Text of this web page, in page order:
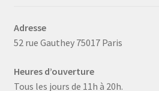
Adresse
52 rue Gauthey 75017 Paris
Heures d’ouverture
Tous les jours de 11h à 20h.